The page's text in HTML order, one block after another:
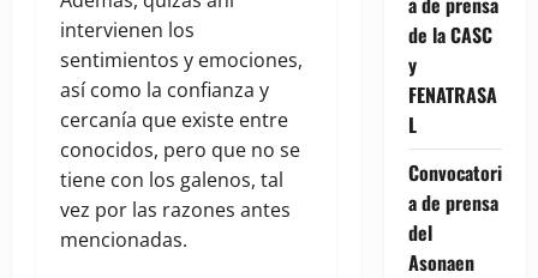
intervienen los
sentimientos y emociones,
así como la confianza y
cercanía que existe entre
conocidos, pero que no se
tiene con los galenos, tal
vez por las razones antes
mencionadas.
de la CASC
y
FENATRASA
L
Convocatori
a de prensa
del
Asonaen